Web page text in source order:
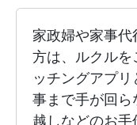
家政婦や家事
方は、ルクルを
ッチングアプ
事まで手が回ら
越しなどのお